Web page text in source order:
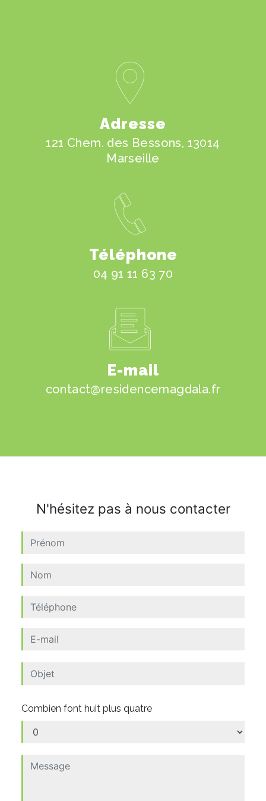
Adresse
121 Chem. des Bessons, 13014
Marseille
Téléphone
04 91 11 63 70
E-mail
contact@residencemagdala.fr
N'hésitez pas à nous contacter
Combien font huit plus quatre